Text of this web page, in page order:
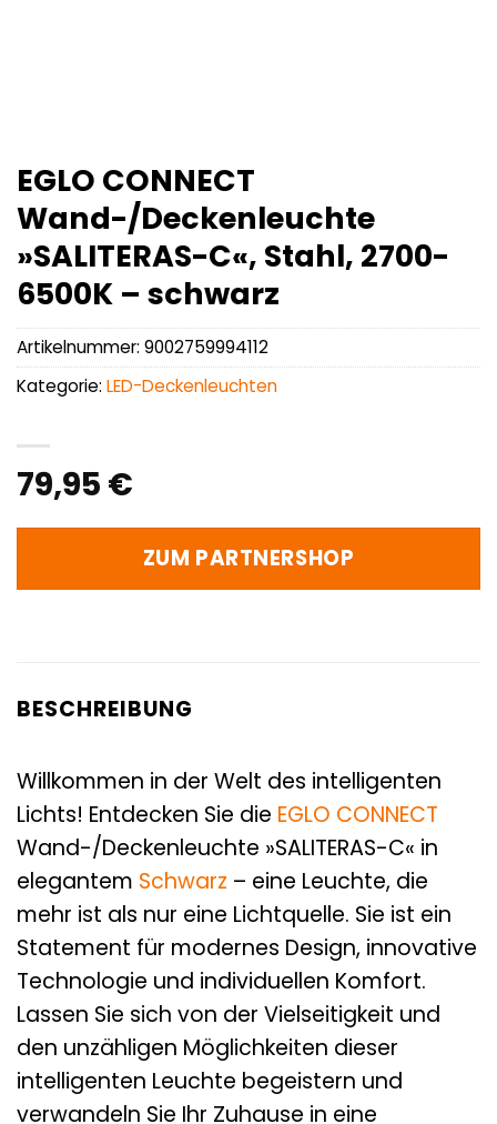
EGLO CONNECT
Wand-/Deckenleuchte
»SALITERAS-C«, Stahl, 2700-
6500K – schwarz
79,95 €
ZUM PARTNERSHOP
Artikelnummer: 9002759994112
Kategorie: LED-Deckenleuchten
BESCHREIBUNG
Willkommen in der Welt des intelligenten
Lichts! Entdecken Sie die EGLO CONNECT
Wand-/Deckenleuchte »SALITERAS-C« in
elegantem Schwarz – eine Leuchte, die
mehr ist als nur eine Lichtquelle. Sie ist ein
Statement für modernes Design, innovative
Technologie und individuellen Komfort.
Lassen Sie sich von der Vielseitigkeit und
den unzähligen Möglichkeiten dieser
intelligenten Leuchte begeistern und
verwandeln Sie Ihr Zuhause in eine